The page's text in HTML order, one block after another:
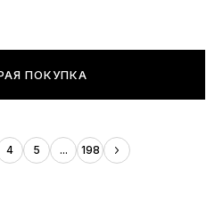
ПОКУПКА
4 5 ... 198